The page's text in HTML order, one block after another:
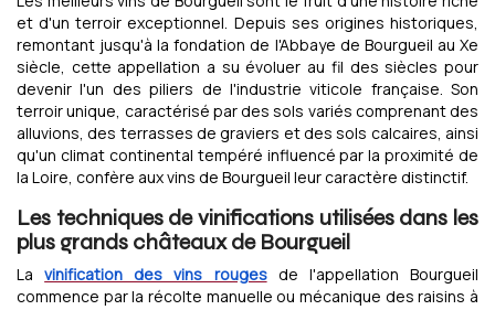
et d'un terroir exceptionnel. Depuis ses origines historiques,
remontant jusqu'à la fondation de l'Abbaye de Bourgueil au Xe
siècle, cette appellation a su évoluer au fil des siècles pour
devenir l'un des piliers de l'industrie viticole française. Son
terroir unique, caractérisé par des sols variés comprenant des
alluvions, des terrasses de graviers et des sols calcaires, ainsi
qu'un climat continental tempéré influencé par la proximité de
la Loire, confère aux vins de Bourgueil leur caractère distinctif.
Les techniques de vinifications utilisées dans les
plus grands châteaux de Bourgueil
Lavinification des vins rougesde l'appellation Bourgueil
commence par la récolte manuelle ou mécanique des raisins à